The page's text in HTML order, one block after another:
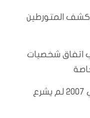
وكشف المتورطين
اتفاق شخصيات
– قانون الاتصالات الذي عرض في 2007 لم يشرع